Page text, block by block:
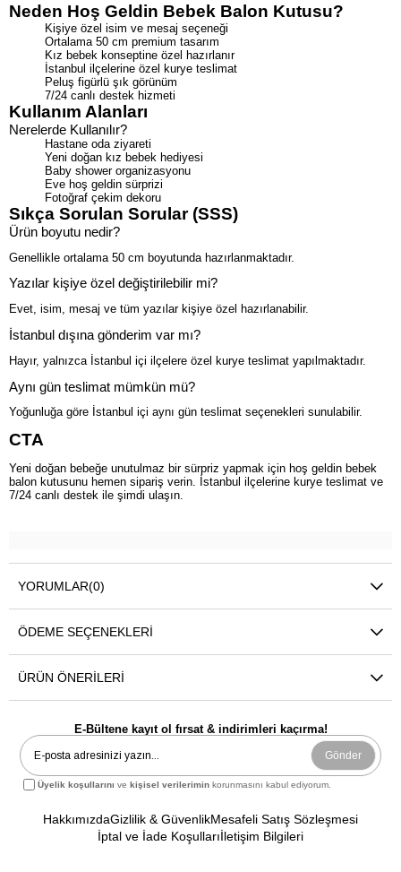
Neden Hoş Geldin Bebek Balon Kutusu?
Kişiye özel isim ve mesaj seçeneği
Ortalama 50 cm premium tasarım
Kız bebek konseptine özel hazırlanır
İstanbul ilçelerine özel kurye teslimat
Peluş figürlü şık görünüm
7/24 canlı destek hizmeti
Kullanım Alanları
Nerelerde Kullanılır?
Hastane oda ziyareti
Yeni doğan kız bebek hediyesi
Baby shower organizasyonu
Eve hoş geldin sürprizi
Fotoğraf çekim dekoru
Sıkça Sorulan Sorular (SSS)
Ürün boyutu nedir?
Genellikle ortalama 50 cm boyutunda hazırlanmaktadır.
Yazılar kişiye özel değiştirilebilir mi?
Evet, isim, mesaj ve tüm yazılar kişiye özel hazırlanabilir.
İstanbul dışına gönderim var mı?
Hayır, yalnızca İstanbul içi ilçelere özel kurye teslimat yapılmaktadır.
Aynı gün teslimat mümkün mü?
Yoğunluğa göre İstanbul içi aynı gün teslimat seçenekleri sunulabilir.
CTA
Yeni doğan bebeğe unutulmaz bir sürpriz yapmak için hoş geldin bebek
balon kutusunu hemen sipariş verin. İstanbul ilçelerine kurye teslimat ve
7/24 canlı destek ile şimdi ulaşın.
YORUMLAR(0)
ÖDEME SEÇENEKLERI
ÜRÜN ÖNERILERI
E-Bültene kayıt ol fırsat & indirimleri kaçırma!
Gönder
Üyelik koşullarını vekişisel verilerimin korunmasını kabul ediyorum.
HakkımızdaGizlilik & GüvenlikMesafeli Satış Sözleşmesi
İptal ve İade Koşullarıİletişim Bilgileri